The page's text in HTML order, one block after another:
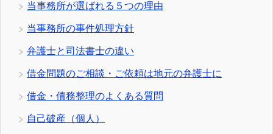
当事務所が選ばれる５つの理由
当事務所の事件処理方針
弁護士と司法書士の違い
借金問題のご相談・ご依頼は地元の弁護士に
借金・債務整理のよくある質問
自己破産（個人）